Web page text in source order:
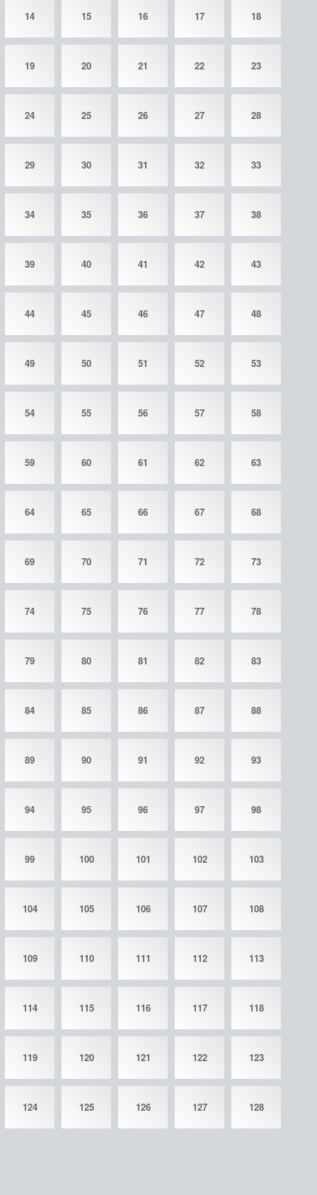
14 15 16 17 18
19 20 21 22 23
24 25 26 27 28
29 30 31 32 33
34 35 36 37 38
39 40 41 42 43
44 45 46 47 48
49 50 51 52 53
54 55 56 57 58
59 60 61 62 63
64 65 66 67 68
69 70 71 72 73
74 75 76 77 78
79 80 81 82 83
84 85 86 87 88
89 90 91 92 93
94 95 96 97 98
99 100 101 102 103
104 105 106 107 108
109 110 111 112 113
114 115 116 117 118
119 120 121 122 123
124 125 126 127 128